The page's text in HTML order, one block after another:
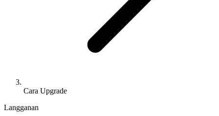
Cara Upgrade
Langganan